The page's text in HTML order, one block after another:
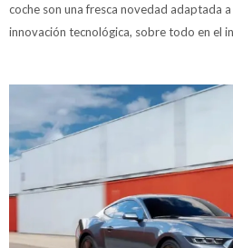
coche son una fresca novedad adaptada
innovación tecnológica, sobre todo en el